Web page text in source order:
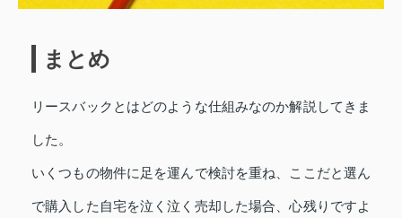
まとめ
リースバックとはどのような仕組みなのか解説してきま
した。
いくつもの物件に足を運んで検討を重ね、ここだと選ん
で購入した自宅を泣く泣く売却した場合、心残りですよ